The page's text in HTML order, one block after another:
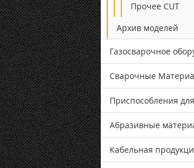
Прочее CUT
Архив моделей
Газосварочное
Сварочные
Приспособления
Абразивные
Кабельная